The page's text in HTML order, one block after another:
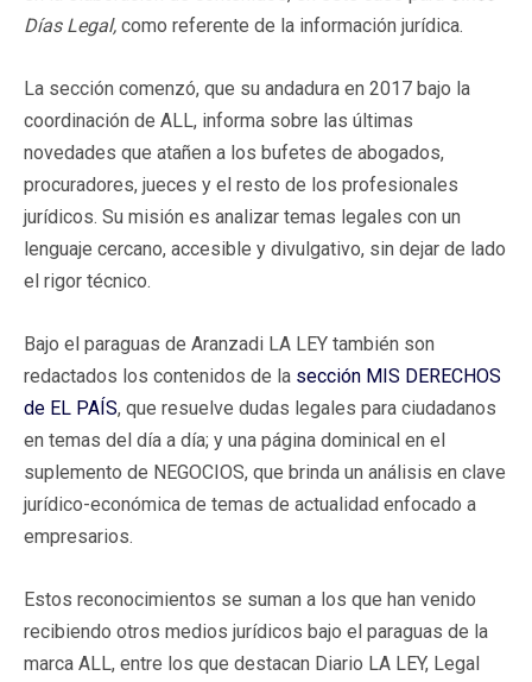
Días Legal, como referente de la información jurídica.
La sección comenzó, que su andadura en 2017 bajo la
coordinación de ALL, informa sobre las últimas
novedades que atañen a los bufetes de abogados,
procuradores, jueces y el resto de los profesionales
jurídicos. Su misión es analizar temas legales con un
lenguaje cercano, accesible y divulgativo, sin dejar de lado
el rigor técnico.
Bajo el paraguas de Aranzadi LA LEY también son
redactados los contenidos de la sección MIS DERECHOS
de EL PAÍS, que resuelve dudas legales para ciudadanos
en temas del día a día; y una página dominical en el
suplemento de NEGOCIOS, que brinda un análisis en clave
jurídico-económica de temas de actualidad enfocado a
empresarios.
Estos reconocimientos se suman a los que han venido
recibiendo otros medios jurídicos bajo el paraguas de la
marca ALL, entre los que destacan Diario LA LEY, Legal